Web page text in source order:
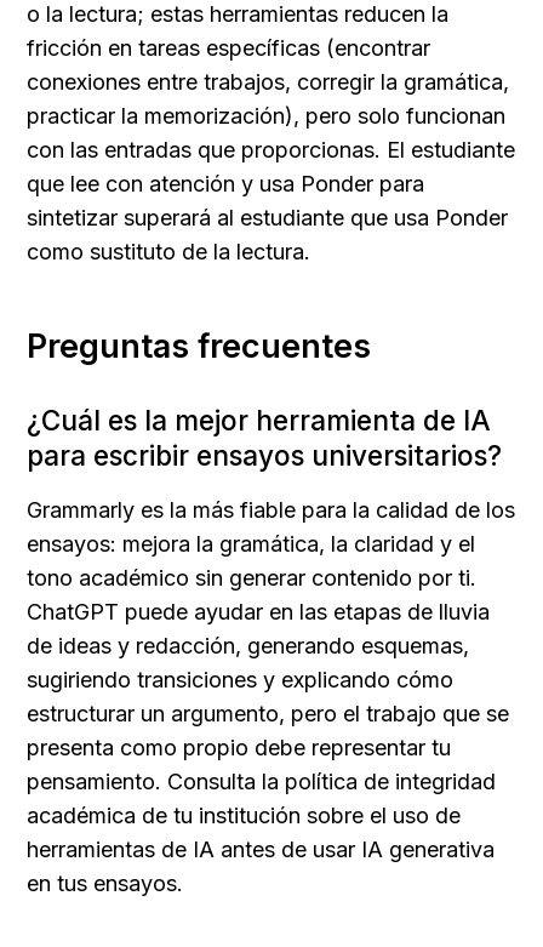
o la lectura; estas herramientas reducen la
fricción en tareas específicas (encontrar
conexiones entre trabajos, corregir la gramática,
practicar la memorización), pero solo funcionan
con las entradas que proporcionas. El estudiante
que lee con atención y usa Ponder para
sintetizar superará al estudiante que usa Ponder
como sustituto de la lectura.
Preguntas frecuentes
¿Cuál es la mejor herramienta de IA
para escribir ensayos universitarios?
Grammarly es la más fiable para la calidad de los
ensayos: mejora la gramática, la claridad y el
tono académico sin generar contenido por ti.
ChatGPT puede ayudar en las etapas de lluvia
de ideas y redacción, generando esquemas,
sugiriendo transiciones y explicando cómo
estructurar un argumento, pero el trabajo que se
presenta como propio debe representar tu
pensamiento. Consulta la política de integridad
académica de tu institución sobre el uso de
herramientas de IA antes de usar IA generativa
en tus ensayos.